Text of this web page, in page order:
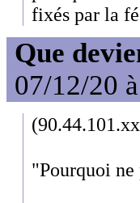
fixés par la
Que
07/12/20
"Pourquoi